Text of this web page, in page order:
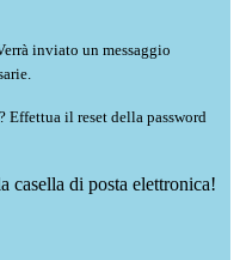
inviato un messaggio
Effettua il reset della password
casella di posta elettronica!